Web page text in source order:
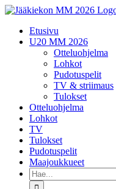
Skip
contentEtusivu
U20 MM 2026
Otteluohjelma
Lohkot
Pudotuspelit
TV & striimaus
Tulokset
Otteluohjelma
Lohkot
TV
Tulokset
Pudotuspelit
Maajoukkueet
Etsi
...